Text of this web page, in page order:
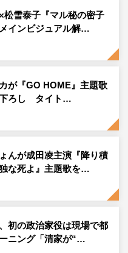
ームの大西流星、高橋恭
ームのいとうあさこ、マ
原良純チームの石原良
芸人チームの見取り図、
、RINONが参戦す
ト
ました！見取り図の盛山
（笑）。
いかもね（笑）。
も（笑）。
全員クイズに参加でき
松雪泰子『マル秘の密子
インビジュアル解…
が『GO HOME』主題歌
下ろし タイト…
んが成田凌主演『降り積
な死よ』主題歌を…
初の政治家役は現場で都
ニング「清家が“…